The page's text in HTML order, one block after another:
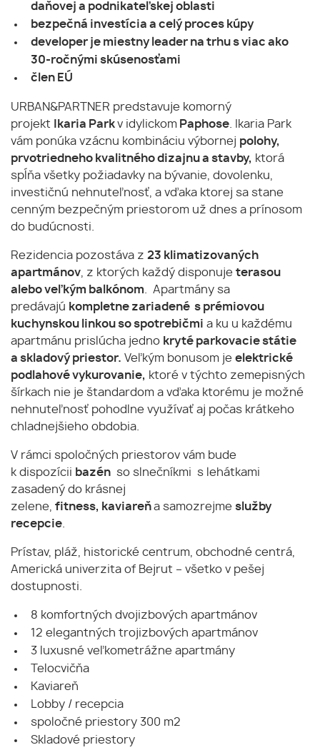
daňovej a podnikateľskej oblasti
bezpečná investícia a celý proces kúpy
developer je miestny leader na trhu s viac ako
30-ročnými skúsenosťami
člen EÚ
URBAN&PARTNER predstavuje komorný
projekt
Ikaria Parkv idylickom Paphose . Ikaria Park
vám ponúka vzácnu kombináciu výbornej polohy,
prvotriedneho kvalitného dizajnu a stavby, ktorá
spĺňa všetky požiadavky na bývanie, dovolenku,
investičnú nehnuteľnosť, a vďaka ktorej sa stane
cenným bezpečným priestorom už dnes a prínosom
do budúcnosti.
Rezidencia pozostáva z 23 klimatizovaných
apartmánov , z ktorých každý disponuje terasou
alebo veľkým balkónom . Apartmány sa
predávajú kompletne zariadené s prémiovou
kuchynskou linkou so spotrebičmi a ku u každému
apartmánu prislúcha jedno kryté parkovacie státie
a skladový priestor. Veľkým bonusom je elektrické
podlahové vykurovanie, ktoré v týchto zemepisných
šírkach nie je štandardom a vďaka ktorému je možné
nehnuteľnosť pohodlne využívať aj počas krátkeho
chladnejšieho obdobia.
V rámci spoločných priestorov vám bude
k dispozícii bazén so slnečníkmi s lehátkami
zasadený do krásnej
zelene, fitness, kaviareňa samozrejme služby
recepcie
Prístav, pláž, historické centrum, obchodné centrá,
Americká univerzita of Bejrut – všetko v pešej
dostupnosti.
8 komfortných dvojizbových apartmánov
12 elegantných trojizbových apartmánov
3 luxusné veľkometrážne apartmány
Telocvičňa
Kaviareň
Lobby / recepcia
spoločné priestory 300 m2
Skladové priestory